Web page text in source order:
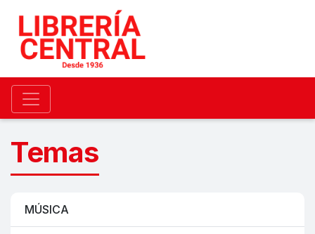
Temas
MÚSICA